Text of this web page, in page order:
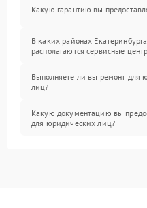
Какую гарантию вы
В каких районах Екатеринбурга
располагаются сервисные
Выполняете ли вы ремонт для
лиц?
Какую документацию вы
для юридических лиц?